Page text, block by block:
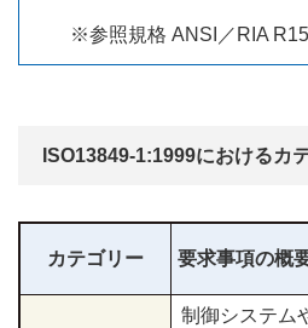
※参照規格 ANSI／RIA
ISO13849-1:1999におけるカ
カテゴリー 要求事項の概
制御システム